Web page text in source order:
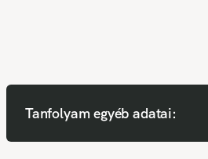
Tanfolyam egyéb adatai: